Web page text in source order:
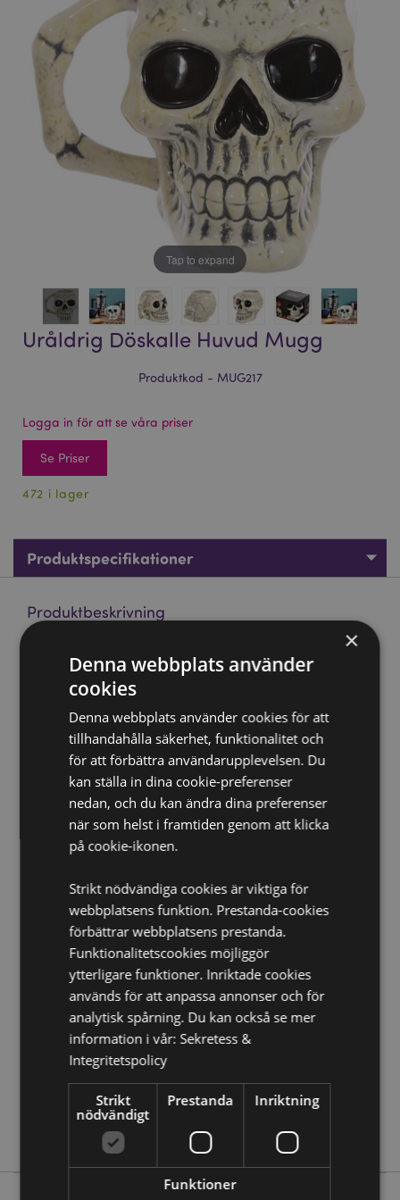
bildgalleriet
bildgalleriet
Tap to expand
Uråldrig Döskalle Huvud Mugg
Produktkod - MUG217
Logga in för att se våra priser
Se Priser
472 i lager
Produktspecifikationer
Produktbeskrivning
Uråldrig Döskalle Huvud Mugg
Material:Dolomit Keramik
Livsmedelssäker: Ja
Mikrovågsugnssäker:Nej
Diskmaskinssäker: Nej
Volym:460ml
Säsong/Högtid: Halloween
Produkt Resurser:
Vill du veta mer om hur du köper från Puckator?
borde du läsa våran Kundens Imformations Guide.
Produktattribut
Information
Höjd 10.5cm Bredd 12.5cm Djup 12.5cm
5055071710902
24
0.425000
Nej
Nej
Nej
×
Denna webbplats använder
cookies
Denna webbplats använder cookies för att
tillhandahålla säkerhet, funktionalitet och
för att förbättra användarupplevelsen. Du
kan ställa in dina cookie-preferenser
nedan, och du kan ändra dina preferenser
när som helst i framtiden genom att klicka
på cookie-ikonen.
Strikt nödvändiga cookies är viktiga för
webbplatsens funktion. Prestanda-cookies
förbättrar webbplatsens prestanda.
Funktionalitetscookies möjliggör
ytterligare funktioner. Inriktade cookies
används för att anpassa annonser och för
analytisk spårning. Du kan också se mer
information i vår: Sekretess &
Integritetspolicy
Strikt
nödvändigt
Prestanda Inriktning
Funktioner